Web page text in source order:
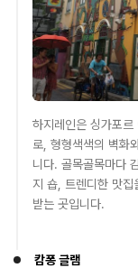
하지레인은 싱가포르
로, 형형색색의 벽화
니다. 골목골목마다
지 숍, 트렌디한 맛
받는 곳입니다.
캄퐁 글램